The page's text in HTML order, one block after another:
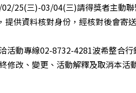
25(三)-03/04(三)請得獎者主動聯
提供資料核對身份，經核對後會寄
活動專線02-8732-4281波希整合行
修改、變更、活動解釋及取消本活